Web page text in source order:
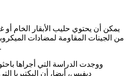
يمكن أن يحتوي حليب الأبقار الخام أو
من الجينات المقاومة لمضادات
الغرفة، وفقا لدراسة جديدة.
ووجدت الدراسة التي أجراها
ديفيس، أيضا، أن البكتيريا